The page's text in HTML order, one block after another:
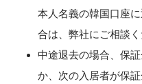
本人名義の韓国口座
合は、弊社にご相談
中途退去の場合、保
か、次の入居者が保